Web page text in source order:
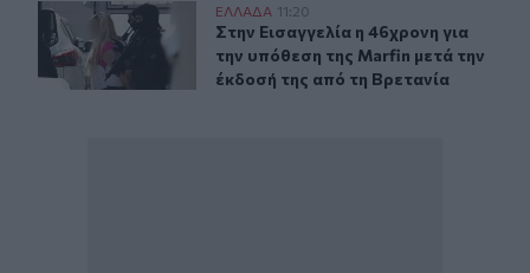
Στην Εισαγγελία η 46χρονη για την υπόθεση της Marfin
ΕΛΛAΔΑ 11:20
Στην Εισαγγελία η 46χρονη για
Στην Εισαγγελία η 46χρονη για
την υπόθεση της Marfin μετά την
έκδοσή της από τη Βρετανία